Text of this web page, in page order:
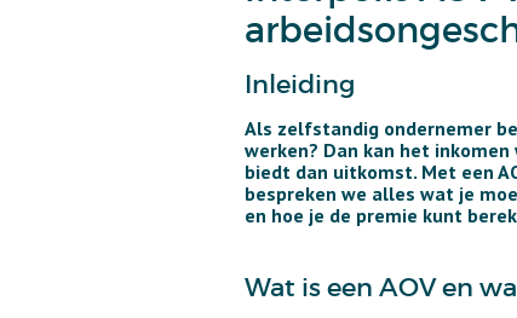
Inleiding
Als zelfstandig ondernemer
werken? Dan kan het
biedt dan uitkomst. Met een
bespreken we alles wat je
en hoe je de premie kunt
Wat is een AOV en